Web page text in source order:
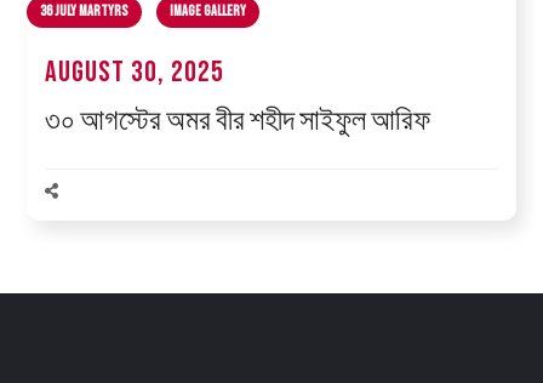
36 July Martyrs Image Gallery
August 30, 2025
৩০ আগস্টের অমর বীর শহীদ সাইফুল আরিফ